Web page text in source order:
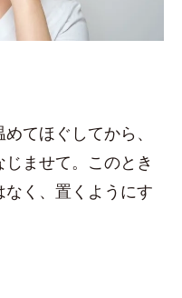
てほぐしてから、
ませて。このとき
く、置くようにす